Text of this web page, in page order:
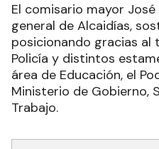
El comisario mayor
general de Alcaidías,
posicionando gracias al
Policía y distintos
área de Educación, el
Ministerio de Gobierno,
Trabajo.